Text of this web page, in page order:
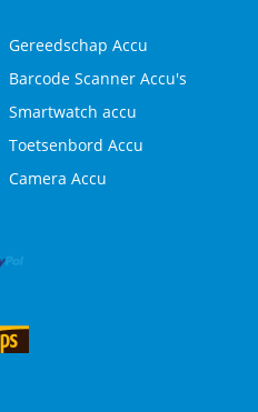
Gereedschap Accu
Barcode Scanner Accu's
Smartwatch accu
Toetsenbord Accu
Camera Accu